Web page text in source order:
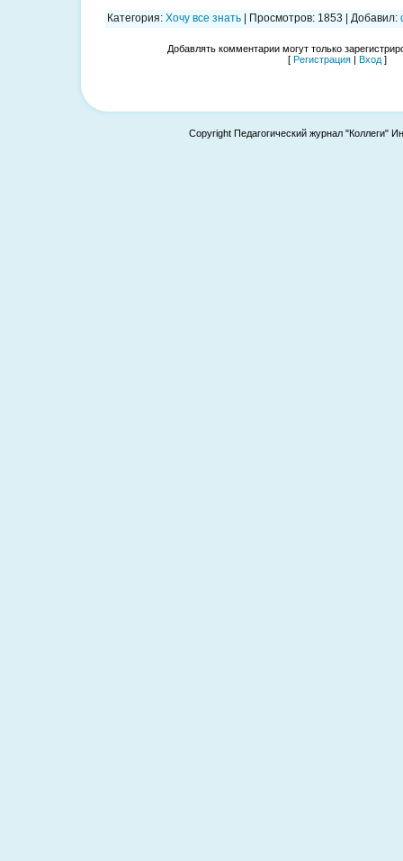
Категория: Хочу все знать Просмотров: 1853 Добавил:
Добавлять комментарии могут только
[ Регистрация | Вход ]
Copyright Педагогический журнал "Коллеги"